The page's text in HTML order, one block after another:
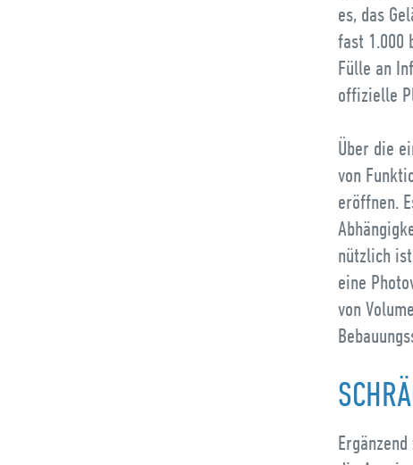
es, das
fast 1.000
Fülle an
offizielle
Über die
von
eröffnen.
nützlich
eine
von